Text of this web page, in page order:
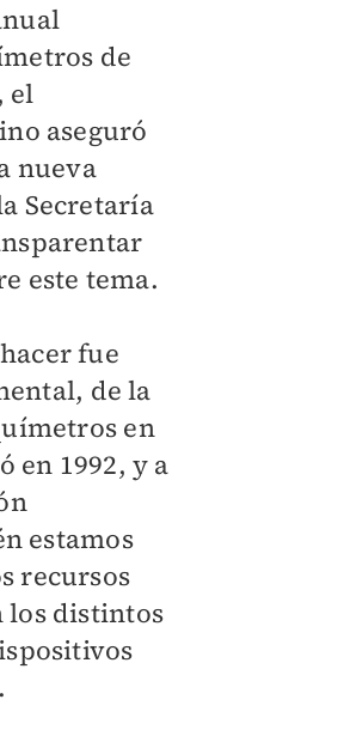
de
el
aseguró
nueva
Secretaría
este tema.
fue
de la
en
en 1992, y a
estamos
recursos
los distintos